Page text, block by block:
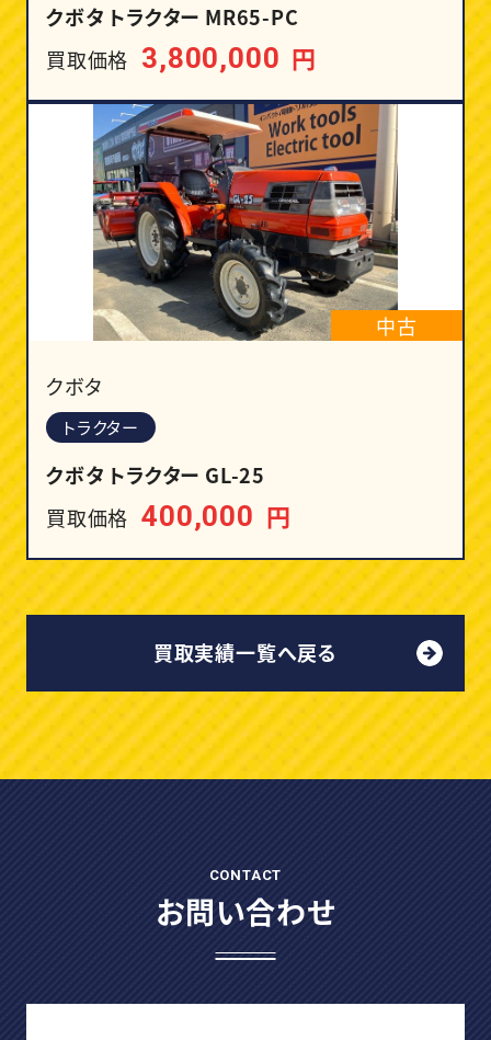
クボタ トラクター MR65-PC
買取価格 3,800,000 円
中古
クボタ
トラクター
クボタ トラクター GL-25
買取価格 400,000 円
買取実績一覧へ戻る
CONTACT
お問い合わせ